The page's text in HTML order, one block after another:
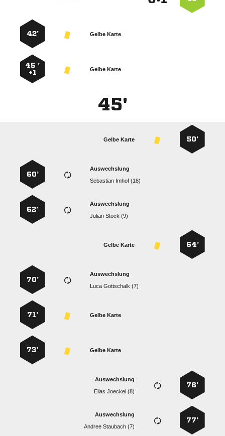
Gelbe Karte
42’
Gelbe Karte
45 ’
+1
45'
50’
Gelbe Karte
Auswechslung
  
60’
Auswechslung
  
62’
64’
Gelbe Karte
Auswechslung
  
70’
Gelbe Karte
71’
Gelbe Karte
73’
76’
Auswechslung
  
77’
Auswechslung
  